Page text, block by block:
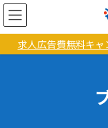
コ
ン
テ
ナ
ビ
ゲ
求人広告費無料キ